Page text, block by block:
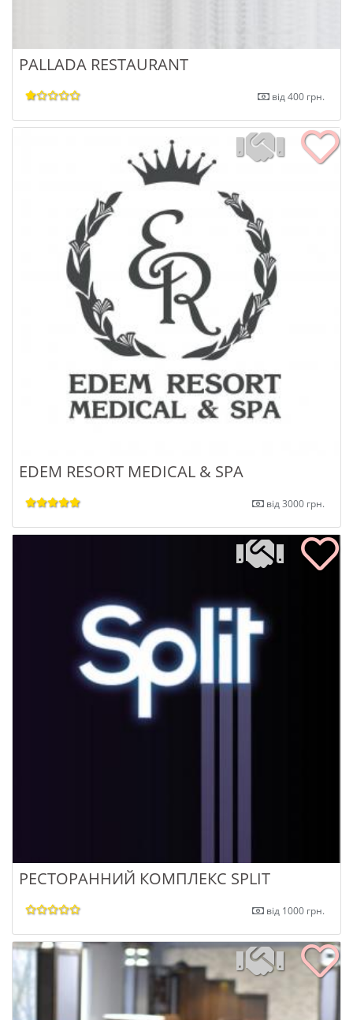
PALLADA RESTAURANT
від 400 грн.
EDEM RESORT MEDICAL & SPA
від 3000 грн.
РЕСТОРАННИЙ КОМПЛЕКС SPLIT
від 1000 грн.